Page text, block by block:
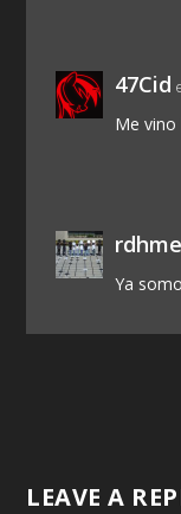
47Cid
Me
Ya
LEAVE A